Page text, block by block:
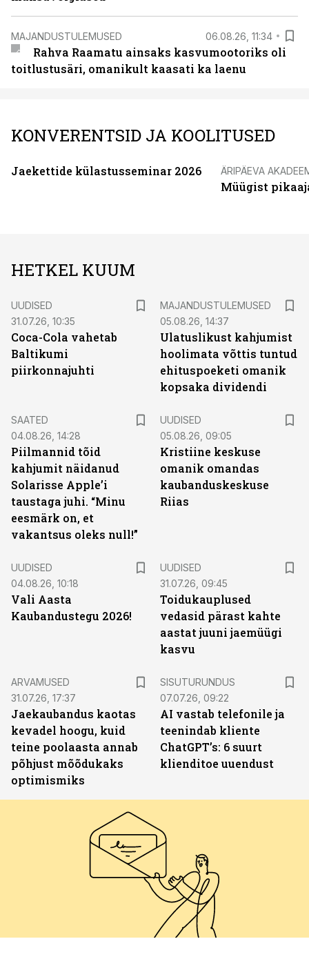
MAJANDUSTULEMUSED 06.08.26, 11:34
Rahva Raamatu ainsaks kasvumootoriks oli
toitlustusäri, omanikult kaasati ka laenu
KONVERENTSID JA KOOLITUSED
Jaekettide külastusseminar 2026 ÄRIPÄEVA
Müügist
HETKEL KUUM
UUDISED
31.07.26, 10:35
Coca-Cola vahetab
Baltikumi
piirkonnajuhti
MAJANDUSTULEMUSED
05.08.26, 14:37
Ulatuslikust kahjumist
hoolimata võttis tuntud
ehituspoeketi omanik
kopsaka dividendi
SAATED
04.08.26, 14:28
Piilmannid tõid
kahjumit näidanud
Solarisse Apple’i
taustaga juhi. “Minu
eesmärk on, et
vakantsus oleks null!”
UUDISED
05.08.26, 09:05
Kristiine keskuse
omanik omandas
kaubanduskeskuse
Riias
UUDISED
04.08.26, 10:18
Vali Aasta
Kaubandustegu 2026!
UUDISED
31.07.26, 09:45
Toidukauplused
vedasid pärast kahte
aastat juuni jaemüügi
kasvu
ARVAMUSED
31.07.26, 17:37
Jaekaubandus kaotas
kevadel hoogu, kuid
teine poolaasta annab
põhjust mõõdukaks
optimismiks
SISUTURUNDUS
07.07.26, 09:22
AI vastab telefonile ja
teenindab kliente
ChatGPT’s: 6 suurt
klienditoe uuendust